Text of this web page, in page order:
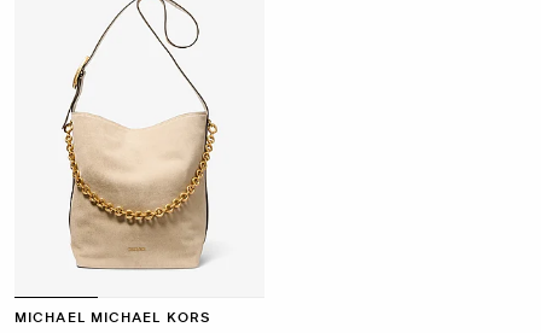
MICHAEL MICHAEL KORS